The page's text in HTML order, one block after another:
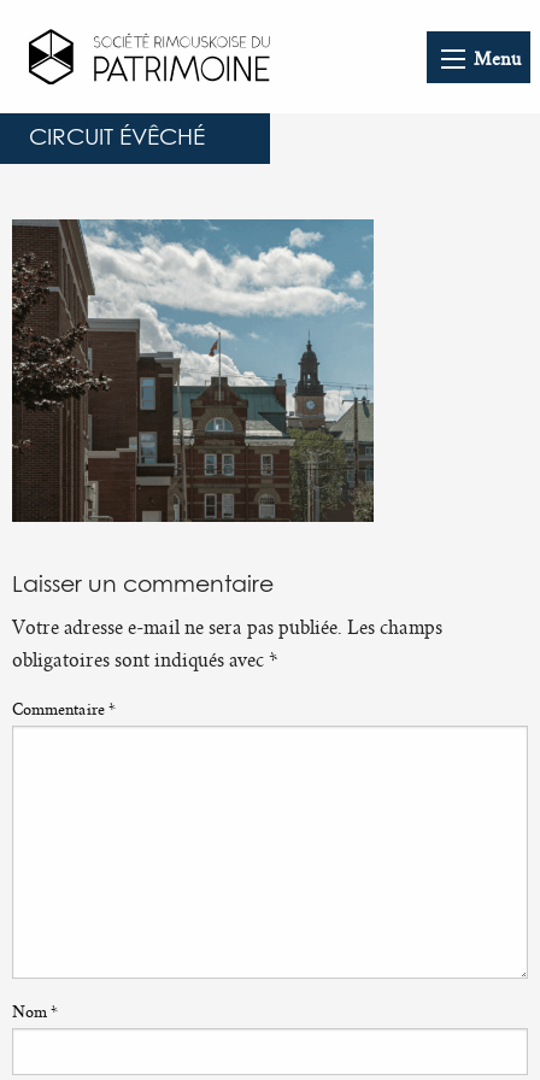
Menu
CIRCUIT ÉVÊCHÉ
Laisser un commentaire
Votre adresse e-mail ne sera pas publiée. Les champs
obligatoires sont indiqués avec *
Commentaire *
Nom *